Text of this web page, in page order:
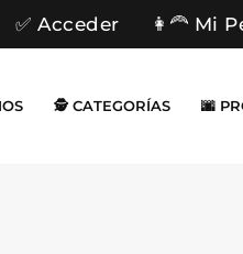
✅ Acceder 👩‍🦰 Mi
🕵️ CATEGORÍAS 🌆